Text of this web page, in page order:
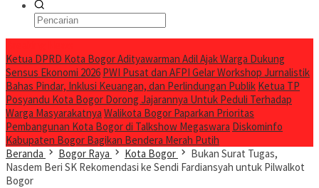
Ketua DPRD Kota Bogor Adityawarman Adil Ajak Warga Dukung
Sensus Ekonomi 2026 PWI Pusat dan AFPI Gelar Workshop Jurnalistik
Bahas Pindar, Inklusi Keuangan, dan Perlindungan Publik Ketua TP
Posyandu Kota Bogor Dorong Jajarannya Untuk Peduli Terhadap
Warga Masyarakatnya Walikota Bogor Paparkan Prioritas
Pembangunan Kota Bogor di Talkshow Megaswara Diskominfo
Kabupaten Bogor Bagikan Bendera Merah Putih
Beranda
Bogor Raya Kota Bogor
Bukan Surat Tugas,
Nasdem Beri SK Rekomendasi ke Sendi Fardiansyah untuk Pilwalkot
Bogor